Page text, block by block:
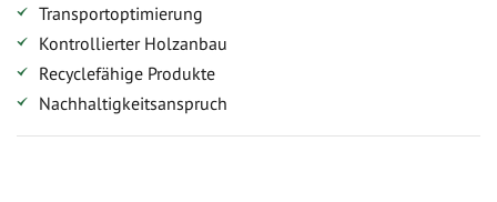
Transportoptimierung
Kontrollierter Holzanbau
Recyclefähige Produkte
Nachhaltigkeitsanspruch